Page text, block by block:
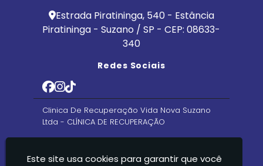
Estrada Piratininga, 540 - Estância
Piratininga - Suzano / SP - CEP: 08633-
340
Redes Sociais
Clinica De Recuperação Vida Nova Suzano
Ltda - CLÍNICA DE RECUPERAÇÃO
Este site usa cookies para garantir que você